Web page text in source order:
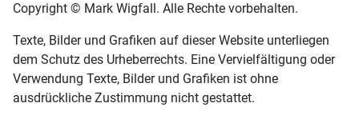
Copyright © Mark Wigfall. Alle Rechte vorbehalten.
Texte, Bilder und Grafiken auf dieser Website unterliegen
dem Schutz des Urheberrechts. Eine Vervielfältigung oder
Verwendung Texte, Bilder und Grafiken ist ohne
ausdrückliche Zustimmung nicht gestattet.